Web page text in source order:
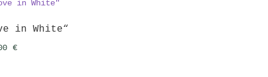
in White“
€